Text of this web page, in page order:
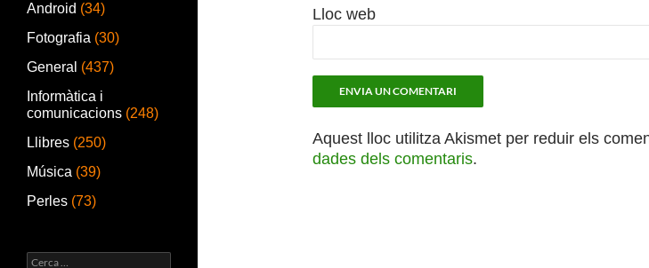
Lloc web
Aquest lloc utilitza Akismet per reduir els
dades dels comentaris.
Android (34)
Fotografia (30)
General (437)
Informàtica i
comunicacions (248)
Llibres (250)
Música (39)
Perles (73)
Cerca: